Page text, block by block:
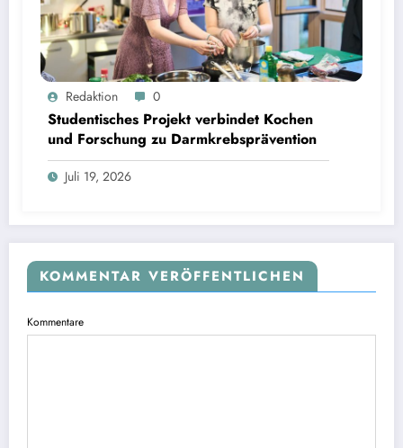
Studentisches Projekt verbindet Kochen und Forschung zu Darmkrebsprävention | Bild:
Fabian Vogl / TUM
Redaktion 0
Studentisches Projekt verbindet Kochen
und Forschung zu Darmkrebsprävention
Juli 19, 2026
KOMMENTAR VERÖFFENTLICHEN
Kommentare